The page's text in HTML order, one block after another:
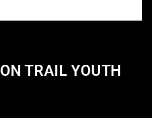
TRAIL YOUTH